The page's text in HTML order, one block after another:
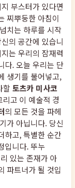
부스터가 있다면
찌뿌둥한 아침이
치는 하루를 시작
의 공간에 있습니
는 우리의 잠재력
다. 오늘 우리는 단
생기를 불어넣고,
할 토츠카 미사코
고 이 예술적 경
의 모든 것을 파헤
가 아닙니다. 당신
하고, 특별한 순간
입니다. 뚜누
있는 존재가 아
파트너가 될 것입